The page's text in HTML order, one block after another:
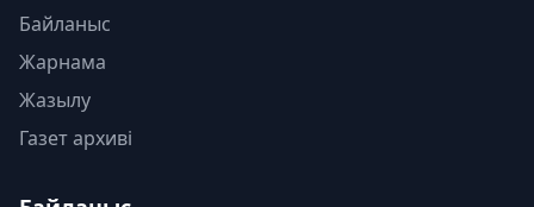
Байланыс
Жарнама
Жазылу
Газет архиві